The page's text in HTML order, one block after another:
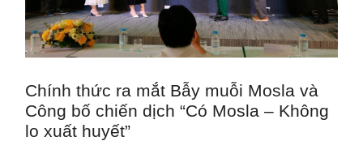
Chính thức ra mắt Bẫy muỗi Mosla và
Công bố chiến dịch “Có Mosla – Không
lo xuất huyết”